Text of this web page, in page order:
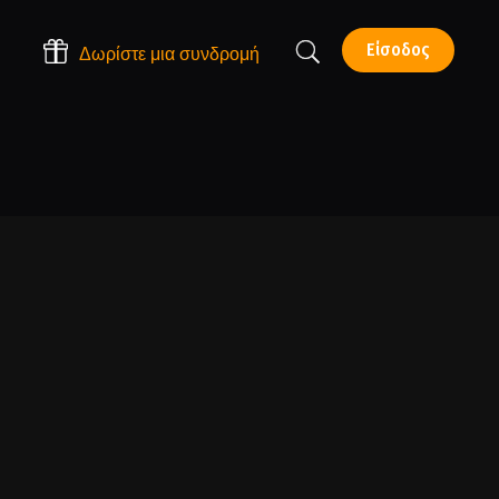
Είσοδος
Δωρίστε μια συνδρομή